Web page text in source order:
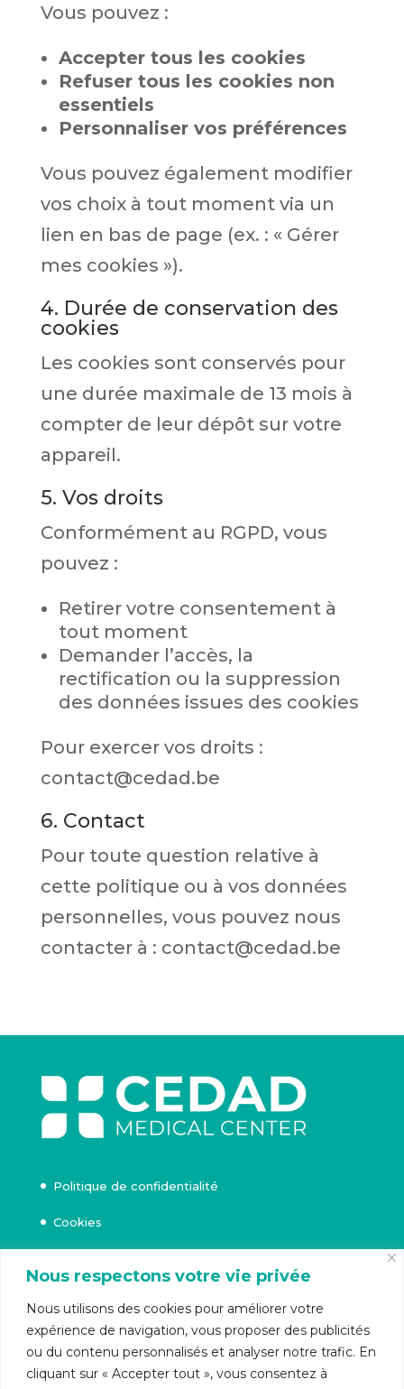
Nous respectons votre vie privée
Nous utilisons des cookies pour améliorer votre
expérience de navigation, vous proposer des publicités
ou du contenu personnalisés et analyser notre trafic. En
cliquant sur « Accepter tout », vous consentez à
Vous pouvez :
Accepter tous les cookies
Refuser tous les cookies non
essentiels
Personnaliser vos préférences
Vous pouvez également modifier
vos choix à tout moment via un
lien en bas de page (ex. : « Gérer
mes cookies »).
4. Durée de conservation des
cookies
Les cookies sont conservés pour
une durée maximale de 13 mois à
compter de leur dépôt sur votre
appareil.
5. Vos droits
Conformément au RGPD, vous
pouvez :
Retirer votre consentement à
tout moment
Demander l’accès, la
rectification ou la suppression
des données issues des cookies
Pour exercer vos droits :
contact@cedad.be
6. Contact
Pour toute question relative à
cette politique ou à vos données
personnelles, vous pouvez nous
contacter à : contact@cedad.be
Politique de confidentialité
Cookies
Uccle